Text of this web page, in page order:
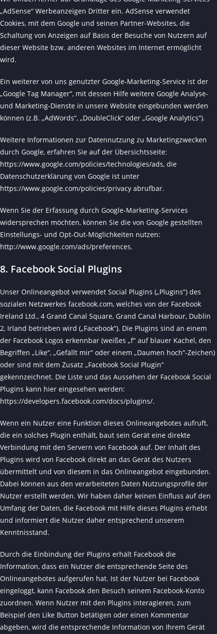
„AdSense“ Werbeanzeigen Dritter ein. AdSense verwendet
Cookies, mit dem Google und seinen Partner-Websites, die
Schaltung von Anzeigen auf Basis der Besuche von Nutzern auf
dieser Website bzw. anderen Websites im Internet ermöglicht
wird.
Ein weiterer von uns genutzter Google-Marketing-Service ist der
„Google Tag Manager“, mit dessen Hilfe weitere Google Analyse-
und Marketing-Dienste in unsere Website eingebunden werden
können (z.B. „AdWords“, „DoubleClick“ oder „Google Analytics“).
Weitere Informationen zur Datennutzung zu Marketingzwecken
durch Google, erfahren Sie auf der Übersichtsseite:
https://www.google.com/policies/technologies/ads, die
Datenschutzerklärung von Google ist unter
https://www.google.com/policies/privacy abrufbar.
Wenn Sie der Erfassung durch Google-Marketing-Services
widersprechen möchten, können Sie die von Google gestellten
Einstellungs- und Opt-Out-Möglichkeiten nutzen:
http://www.google.com/ads/preferences.
8. Facebook Social Plugins
Unser Onlineangebot verwendet Social Plugins („Plugins“) des
sozialen Netzwerkes facebook.com, welches von der Facebook
Ireland Ltd., 4 Grand Canal Square, Grand Canal Harbour, Dublin
2, Irland betrieben wird („Facebook“). Die Plugins sind an einem
der Facebook Logos erkennbar (weißes „f“ auf blauer Kachel, den
Begriffen „Like“, „Gefällt mir“ oder einem „Daumen hoch“-Zeichen)
oder sind mit dem Zusatz „Facebook Social Plugin“
gekennzeichnet. Die Liste und das Aussehen der Facebook Social
Plugins kann hier eingesehen werden:
https://developers.facebook.com/docs/plugins/.
Wenn ein Nutzer eine Funktion dieses Onlineangebotes aufruft,
die ein solches Plugin enthält, baut sein Gerät eine direkte
Verbindung mit den Servern von Facebook auf. Der Inhalt des
Plugins wird von Facebook direkt an das Gerät des Nutzers
übermittelt und von diesem in das Onlineangebot eingebunden.
Dabei können aus den verarbeiteten Daten Nutzungsprofile der
Nutzer erstellt werden. Wir haben daher keinen Einfluss auf den
Umfang der Daten, die Facebook mit Hilfe dieses Plugins erhebt
und informiert die Nutzer daher entsprechend unserem
Kenntnisstand.
Durch die Einbindung der Plugins erhält Facebook die
Information, dass ein Nutzer die entsprechende Seite des
Onlineangebotes aufgerufen hat. Ist der Nutzer bei Facebook
eingeloggt, kann Facebook den Besuch seinem Facebook-Konto
zuordnen. Wenn Nutzer mit den Plugins interagieren, zum
Beispiel den Like Button betätigen oder einen Kommentar
abgeben, wird die entsprechende Information von Ihrem Gerät